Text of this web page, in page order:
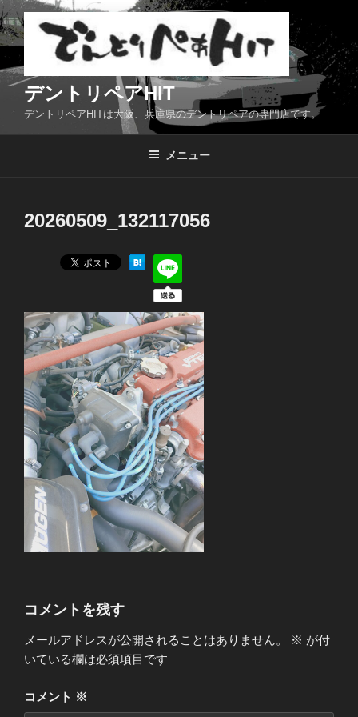
コ
ン
テ
ン
ツ
デントリペアHIT
デントリペアHITは大阪、兵庫県のデントリペアの専門店です。
メニュー
20260509_132117056
コメントを残す
メールアドレスが公開されることはありません。 ※ が付
いている欄は必須項目です
コメント ※